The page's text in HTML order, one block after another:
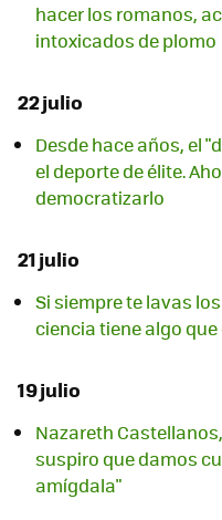
hacer los romanos,
intoxicados de plomo
22 julio
Desde hace años, el
el deporte de élite.
democratizarlo
21 julio
Si siempre te lavas
ciencia tiene algo
19 julio
Nazareth
suspiro que damos
amígdala"